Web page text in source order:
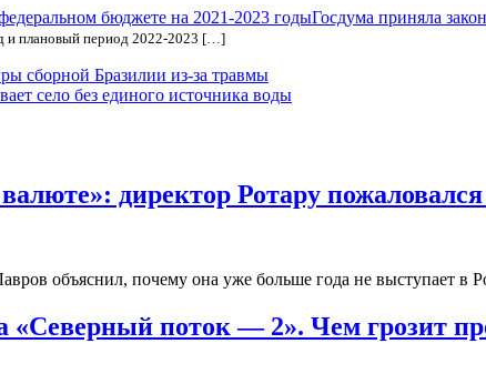
Госдума приняла
и плановый период 2022-2023 […]
сборной Бразилии из-за травмы
село без единого источника воды
директор Ротару
объяснил, почему она уже больше года не выступает в
«Северный поток — 2». Чем грозит